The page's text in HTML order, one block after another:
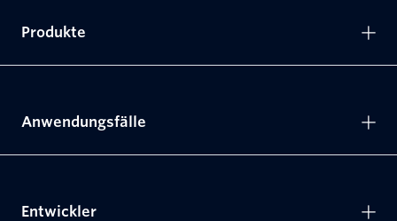
Produkte
Anwendungsfälle
Entwickler